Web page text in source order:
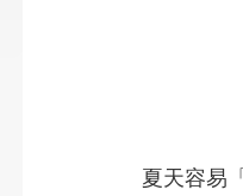
夏天容易「